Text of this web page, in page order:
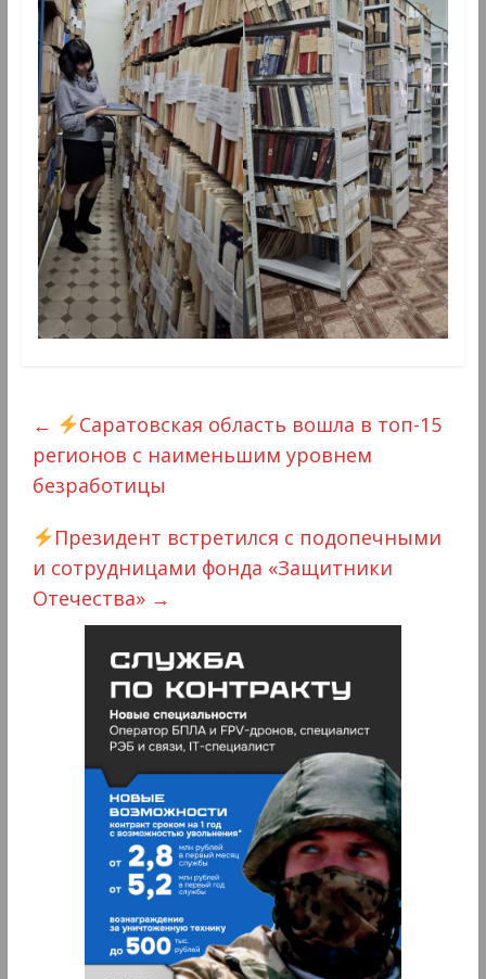
←
Саратовская область вошла в топ-15
регионов с наименьшим уровнем
безработицы
Президент встретился с подопечными
и сотрудницами фонда «Защитники
Отечества» →